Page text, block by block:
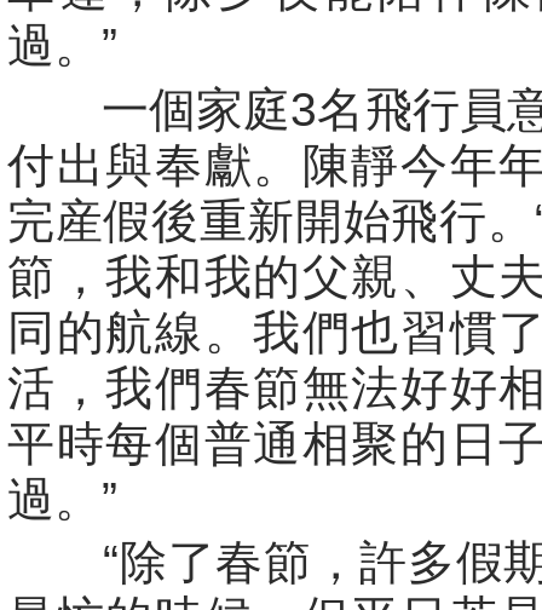
過。”
一個家庭3名飛行員
付出與奉獻。陳靜今年
完産假後重新開始飛行
節，我和我的父親、丈
同的航線。我們也習慣
活，我們春節無法好好
平時每個普通相聚的日
過。”
“除了春節，許多假